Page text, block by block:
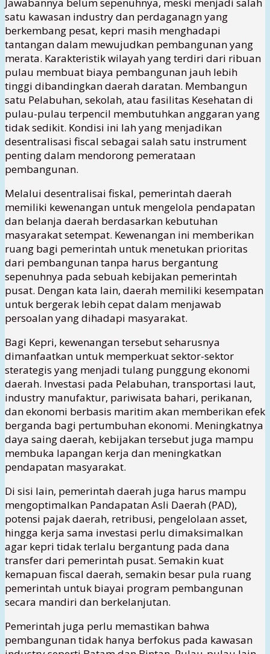
satu kawasan industry dan perdaganagn yang
berkembang pesat, kepri masih menghadapi
tantangan dalam mewujudkan pembangunan yang
merata. Karakteristik wilayah yang terdiri dari ribuan
pulau membuat biaya pembangunan jauh lebih
tinggi dibandingkan daerah daratan. Membangun
satu Pelabuhan, sekolah, atau fasilitas Kesehatan di
pulau-pulau terpencil membutuhkan anggaran yang
tidak sedikit. Kondisi ini lah yang menjadikan
desentralisasi fiscal sebagai salah satu instrument
penting dalam mendorong pemerataan
pembangunan.
Melalui desentralisai fiskal, pemerintah daerah
memiliki kewenangan untuk mengelola pendapatan
dan belanja daerah berdasarkan kebutuhan
masyarakat setempat. Kewenangan ini memberikan
ruang bagi pemerintah untuk menetukan prioritas
dari pembangunan tanpa harus bergantung
sepenuhnya pada sebuah kebijakan pemerintah
pusat. Dengan kata lain, daerah memiliki kesempatan
untuk bergerak lebih cepat dalam menjawab
persoalan yang dihadapi masyarakat.
Bagi Kepri, kewenangan tersebut seharusnya
dimanfaatkan untuk memperkuat sektor-sektor
sterategis yang menjadi tulang punggung ekonomi
daerah. Investasi pada Pelabuhan, transportasi laut,
industry manufaktur, pariwisata bahari, perikanan,
dan ekonomi berbasis maritim akan memberikan efek
berganda bagi pertumbuhan ekonomi. Meningkatnya
daya saing daerah, kebijakan tersebut juga mampu
membuka lapangan kerja dan meningkatkan
pendapatan masyarakat.
Di sisi lain, pemerintah daerah juga harus mampu
mengoptimalkan Pandapatan Asli Daerah (PAD),
potensi pajak daerah, retribusi, pengelolaan asset,
hingga kerja sama investasi perlu dimaksimalkan
agar kepri tidak terlalu bergantung pada dana
transfer dari pemerintah pusat. Semakin kuat
kemapuan fiscal daerah, semakin besar pula ruang
pemerintah untuk biayai program pembangunan
secara mandiri dan berkelanjutan.
Pemerintah juga perlu memastikan bahwa
pembangunan tidak hanya berfokus pada kawasan